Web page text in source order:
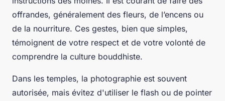
offrandes, généralement des fleurs, de l’encens ou
de la nourriture. Ces gestes, bien que simples,
témoignent de votre respect et de votre volonté de
comprendre la culture bouddhiste.
Dans les temples, la photographie est souvent
autorisée, mais évitez d'utiliser le flash ou de pointer